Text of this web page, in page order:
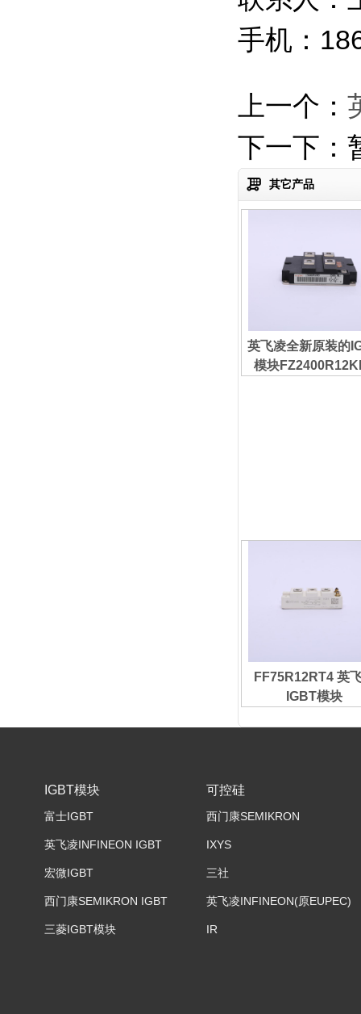
手机：
热门搜索：
英飞凌全新原装
上一个：
下一下：
其它产品
英飞凌全新原装的
模块
FF75R12RT4 英
IGBT模块
IGBT模块
富士IGBT
英飞凌INFINEON IGBT
宏微IGBT
西门康SEMIKRON IGBT
三菱IGBT模块
可控硅
西门康SEMIKRON
IXYS
三社
英飞凌INFINEON(原EUPEC)
IR